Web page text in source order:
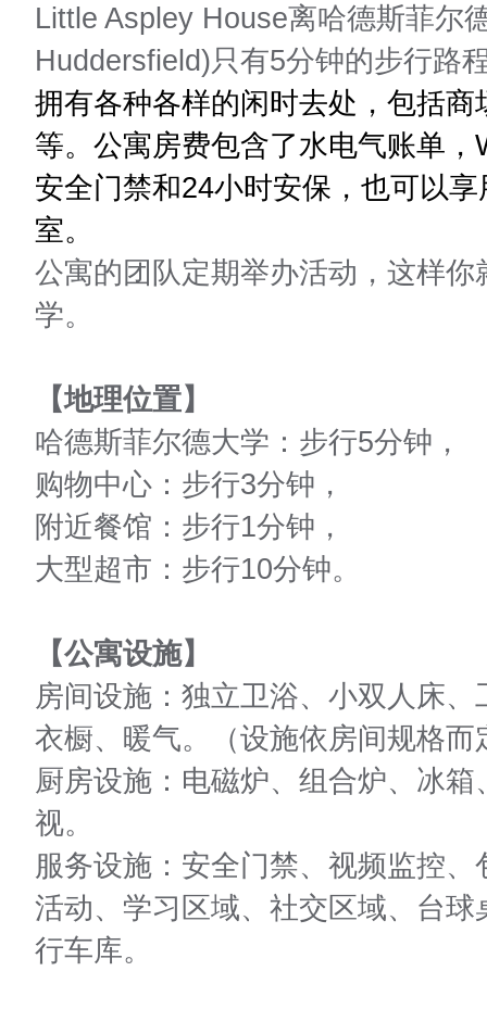
Little Aspley House离哈德斯菲尔
Huddersfield)只有5分钟的步行路
拥有各种各样的闲时去处，包括
等。公寓房费包含了水电气账单
安全门禁和24小时安保，也可以
室。
公寓的团队定期举办活动，这样
学。
【地理位置】
哈德斯菲尔德大学： 步行5分钟，
购物中心：步行3分钟，
附近餐馆 ：步行1分钟，
大型超市 ：步行10分钟。
【公寓设施】
房间设施：独立卫浴、小双人床
衣橱、暖气。（设施依房间规格而
厨房设施：电磁炉、组合炉、冰
视。
服务设施：安全门禁、视频监控
活动、学习区域、社交区域、台
行车库。